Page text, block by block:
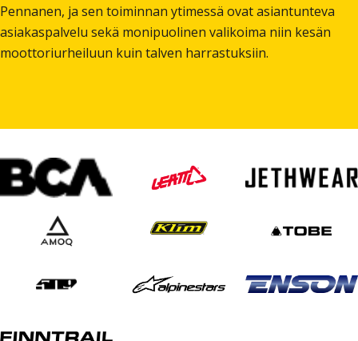
Pennanen, ja sen toiminnan ytimessä ovat asiantunteva
asiakaspalvelu sekä monipuolinen valikoima niin kesän
moottoriurheiluun kuin talven harrastuksiin.